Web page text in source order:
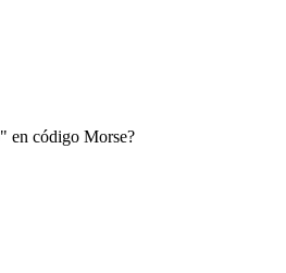
en código Morse?